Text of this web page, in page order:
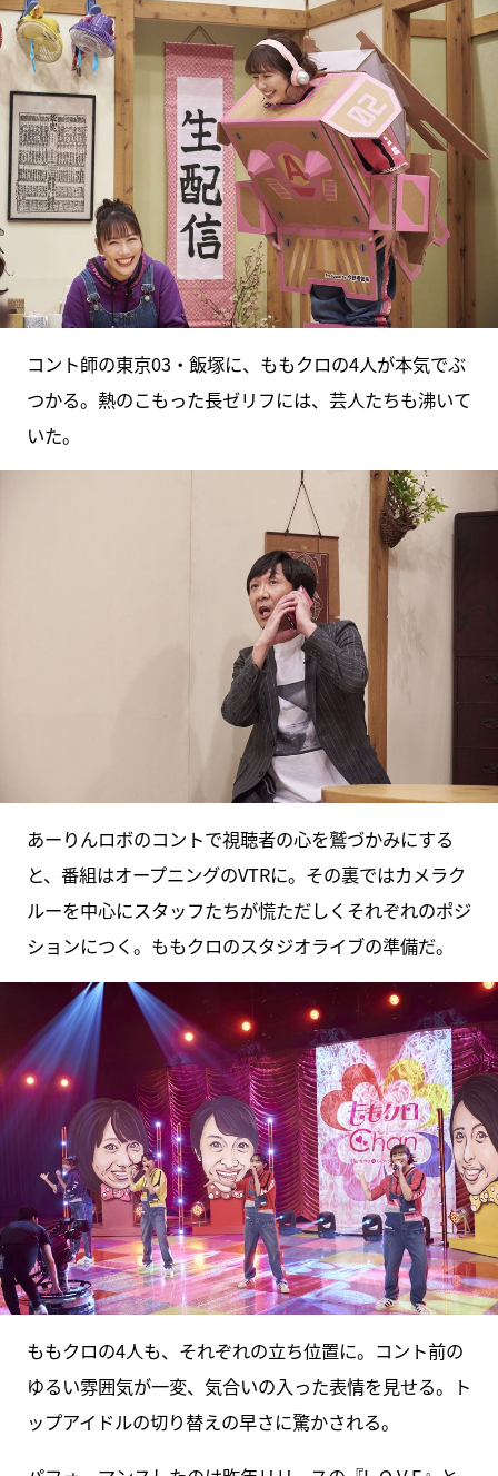
コント師の東京03・飯塚に、ももクロの4人が本気でぶ
つかる。熱のこもった長ゼリフには、芸人たちも沸いて
いた。
あーりんロボのコントで視聴者の心を鷲づかみにする
と、番組はオープニングのVTRに。その裏ではカメラク
ルーを中心にスタッフたちが慌ただしくそれぞれのポジ
ションにつく。ももクロのスタジオライブの準備だ。
ももクロの4人も、それぞれの立ち位置に。コント前の
ゆるい雰囲気が一変、気合いの入った表情を見せる。ト
ップアイドルの切り替えの早さに驚かされる。